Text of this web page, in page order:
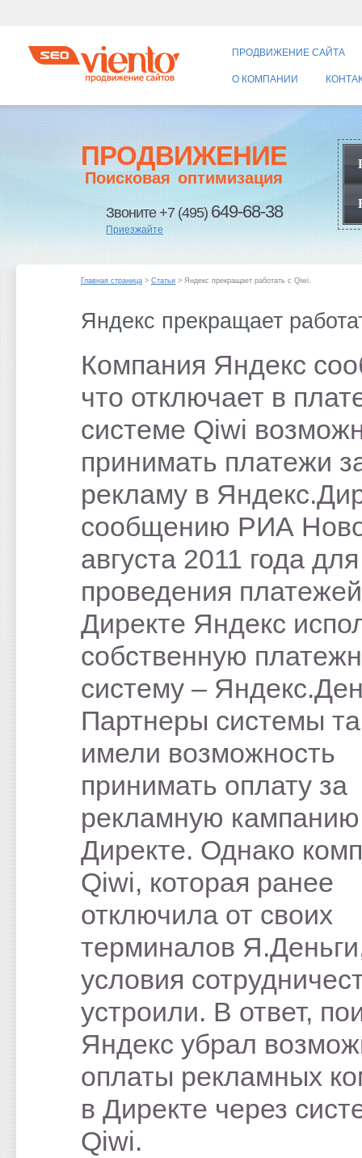
ПРОДВИЖЕНИЕ САЙТА
О КОМПАНИИ
ПРОДВИЖЕНИЕ
Поисковая оптимизация
Звоните +7 (495) 649-68-38
Приезжайте
Главная страница > Статьи > Яндекс прекращает работать с Qiwi.
Яндекс прекращает
Компания Яндекс
что отключает в
системе Qiwi
принимать платежи
рекламу в
сообщению РИА
августа 2011 года для
проведения
Директе Яндекс
собственную
систему –
Партнеры системы
имели возможность
принимать оплату за
рекламную
Директе. Однако
Qiwi, которая ранее
отключила от своих
терминалов
условия
устроили. В ответ,
Яндекс убрал
оплаты рекламных
в Директе через
Qiwi.